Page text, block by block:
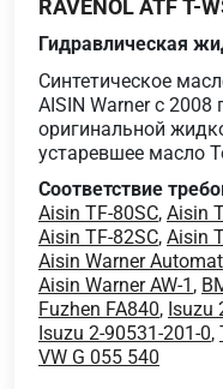
RAVENOL ATF T-
Гидравлическая
Синтетическое
AISIN Warner с 2008
оригинальной
устаревшее масло
Соответствие
Aisin TF-80SC, Aisin
Aisin TF-82SC, Aisin
Aisin Warner
Aisin Warner AW-1 ,
Fuzhen FA840, Isuzu
Isuzu 2-90531-201-0,
VW G 055 540